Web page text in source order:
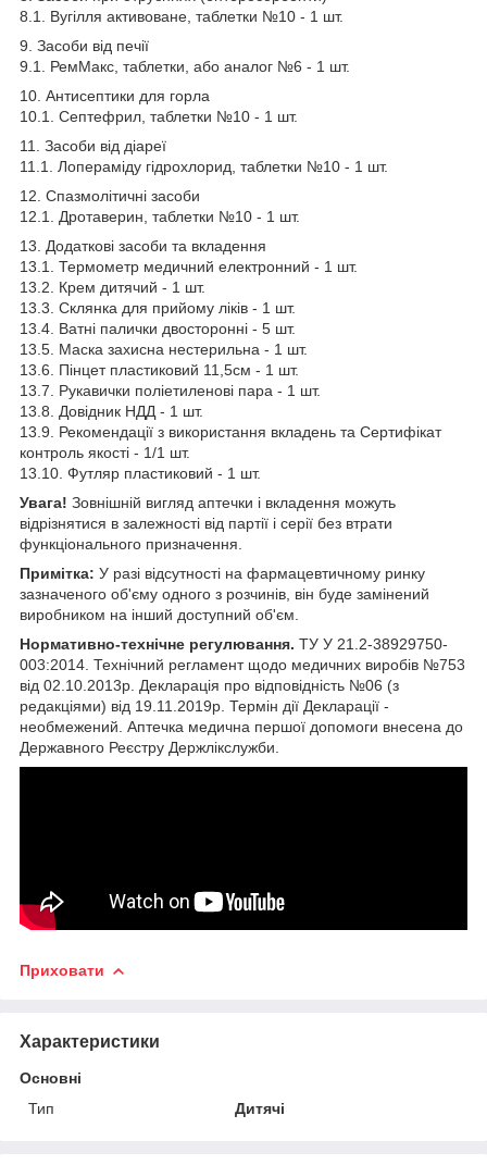
8.1. Вугілля активоване, таблетки №10 - 1 шт.
9. Засоби від печії
9.1. РемМакс, таблетки, або аналог №6 - 1 шт.
10. Антисептики для горла
10.1. Септефрил, таблетки №10 - 1 шт.
11. Засоби від діареї
11.1. Лопераміду гідрохлорид, таблетки №10 - 1 шт.
12. Спазмолітичні засоби
12.1. Дротаверин, таблетки №10 - 1 шт.
13. Додаткові засоби та вкладення
13.1. Термометр медичний електронний - 1 шт.
13.2. Крем дитячий - 1 шт.
13.3. Склянка для прийому ліків - 1 шт.
13.4. Ватні палички двосторонні - 5 шт.
13.5. Маска захисна нестерильна - 1 шт.
13.6. Пінцет пластиковий 11,5см - 1 шт.
13.7. Рукавички поліетиленові пара - 1 шт.
13.8. Довідник НДД - 1 шт.
13.9. Рекомендації з використання вкладень та Сертифікат
контроль якості - 1/1 шт.
13.10. Футляр пластиковий - 1 шт.
Увага! Зовнішній вигляд аптечки і вкладення можуть
відрізнятися в залежності від партії і серії без втрати
функціонального призначення.
Примітка: У разі відсутності на фармацевтичному ринку
зазначеного об'єму одного з розчинів, він буде замінений
виробником на інший доступний об'єм.
Нормативно-технічне регулювання. ТУ У 21.2-38929750-
003:2014. Технічний регламент щодо медичних виробів №753
від 02.10.2013р. Декларація про відповідність №06 (з
редакціями) від 19.11.2019р. Термін дії Декларації -
необмежений. Аптечка медична першої допомоги внесена до
Державного Реєстру Держлікслужби.
Приховати
Характеристики
Основні
Тип
Дитячі